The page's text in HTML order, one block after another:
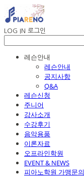
LOG IN 로그인
레슨안내
레슨안내
공지사항
Q&A
레슨신청
주니어
강사소개
수강후기
음악용품
이론자료
오프라인학원
EVENT & NEWS
피아노학원 가맹문의